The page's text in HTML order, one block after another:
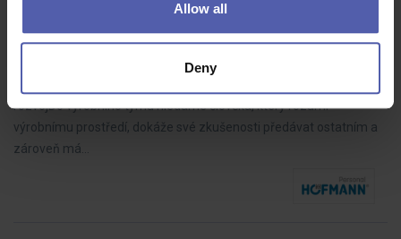
Allow all
Deny
Dohodou
rozvojDo výrobního týmu hledáme člověka, který rozumí
výrobnímu prostředí, dokáže své zkušenosti předávat ostatním a
zároveň má…